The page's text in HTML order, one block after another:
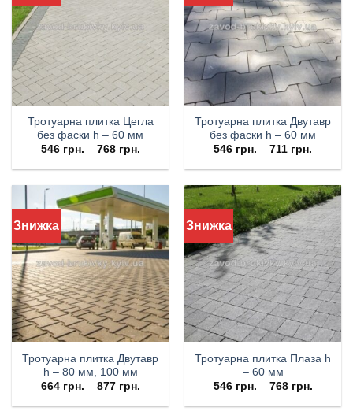
Тротуарна плитка Цегла
без фаски h – 60 мм
546 грн. – 768 грн.
Тротуарна плитка Двутавр
без фаски h – 60 мм
546 грн. – 711 грн.
Знижка
Тротуарна плитка Двутавр
h – 80 мм, 100 мм
664 грн. – 877 грн.
Знижка
Тротуарна плитка Плаза h
– 60 мм
546 грн. – 768 грн.